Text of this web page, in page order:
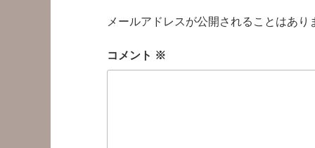
メールアドレスが公開されることはあり
コメント ※